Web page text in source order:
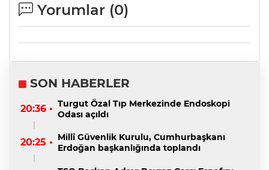
Yorumlar (0)
SON HABERLER
20:36 • Turgut Özal Tıp Merkezinde Endoskopi
Odası açıldı
20:25 • Millî Güvenlik Kurulu, Cumhurbaşkanı
Erdoğan başkanlığında toplandı